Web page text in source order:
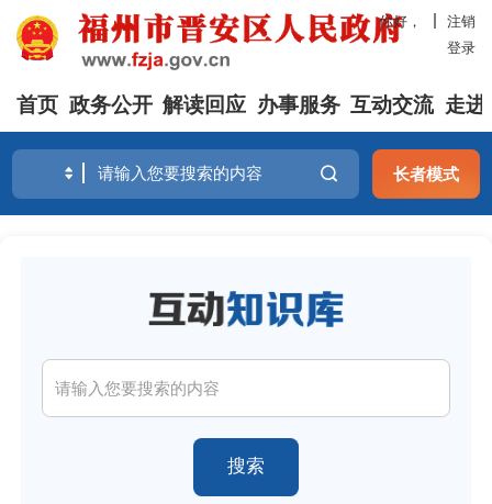
你好，
注销
登录
首页 政务公开 解读回应 办事服务 互动交流 走进
长者模式
搜索